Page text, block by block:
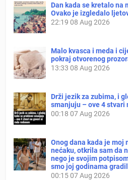
Dan kada se kretalo na
Ovako je izgledalo
22:19 08 Aug 2026
Malo kvasca i meda i
pokraj otvorenog
13:33 08 Aug 2026
Drži jezik za zubima, i
smanjuju – ove 4 stvari
00:18 07 Aug 2026
Onog dana kada je moj
nećaku, otkrila sam da
nego je svojim
smo joj godinama
00:1507 Aug 2026